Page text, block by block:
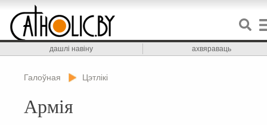
дашлі навіну ахвяраваць
Галоўная Цэтлікі
Армія